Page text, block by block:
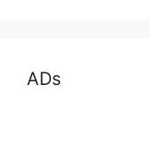
ADs